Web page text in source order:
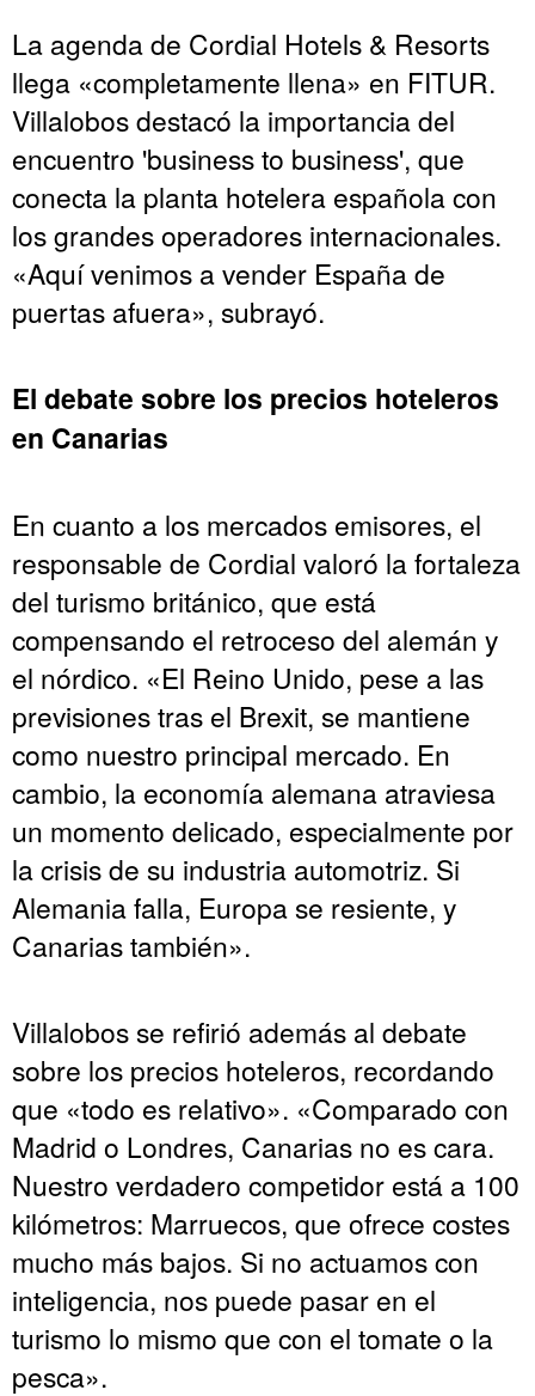
La agenda de Cordial Hotels & Resorts
llega «completamente llena» en FITUR.
Villalobos destacó la importancia del
encuentro 'business to business', que
conecta la planta hotelera española con
los grandes operadores internacionales.
«Aquí venimos a vender España de
puertas afuera», subrayó.
El debate sobre los precios hoteleros
en Canarias
En cuanto a los mercados emisores, el
responsable de Cordial valoró la fortaleza
del turismo británico, que está
compensando el retroceso del alemán y
el nórdico. «El Reino Unido, pese a las
previsiones tras el Brexit, se mantiene
como nuestro principal mercado. En
cambio, la economía alemana atraviesa
un momento delicado, especialmente por
la crisis de su industria automotriz. Si
Alemania falla, Europa se resiente, y
Canarias también».
Villalobos se refirió además al debate
sobre los precios hoteleros, recordando
que «todo es relativo». «Comparado con
Madrid o Londres, Canarias no es cara.
Nuestro verdadero competidor está a 100
kilómetros: Marruecos, que ofrece costes
mucho más bajos. Si no actuamos con
inteligencia, nos puede pasar en el
turismo lo mismo que con el tomate o la
pesca».